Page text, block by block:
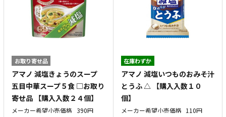
お取り寄せ品
アマノ 減塩きょうのスープ
五目中華スープ５食 □お取り
寄せ品 【購入入数２４個】
メーカー希望小売価格 390円
在庫わずか
アマノ 減塩いつものおみそ汁
とうふ △ 【購入入数１０
個】
メーカー希望小売価格 110円